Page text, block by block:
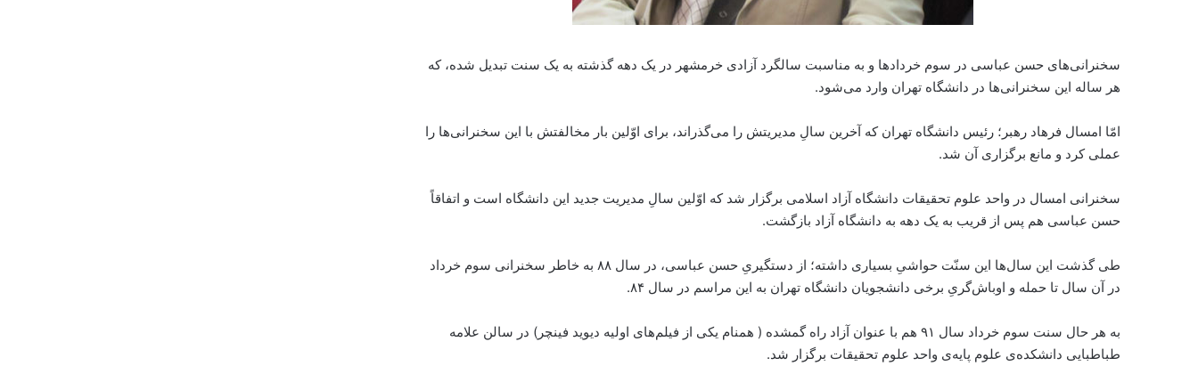
سخنرانی‌های حسن عباسی در سوم خردادها و به مناسبت سالگرد آزادی خرمشهر در یک دهه گذشته به یک سنت تبدیل شده، که
هر ساله این سخنرانی‌ها در دانشگاه تهران وارد می‌شود.
امّا امسال فرهاد رهبر؛ رئیس دانشگاه تهران که آخرین سالِ مدیریتش را می‌گذراند، برای اوّلین بار مخالفتش با این سخنرانی‌ها را
عملی کرد و مانع برگزاری آن شد.
سخنرانی امسال در واحد علوم تحقیقات دانشگاه آزاد اسلامی برگزار شد که اوّلین سالِ مدیریت جدید این دانشگاه است و اتفاقاً
حسن عباسی هم پس از قریب به یک دهه به دانشگاه آزاد بازگشت.
طی گذشت این سال‌ها این سنّت حواشیِ بسیاری داشته؛ از دستگیریِ حسن عباسی، در سال ۸۸ به خاطر سخنرانی سوم خرداد
در آن سال تا حمله و اوباش‌گریِ برخی دانشجویان دانشگاه تهران به این مراسم در سال ۸۴.
به هر حال سنت سوم خرداد سال ۹۱ هم با عنوان آزاد راه گمشده ( همنام یکی از فیلم‌های اولیه دیوید فینچر) در سالن علامه
طباطبایی دانشکده‌ی علوم پایه‌ی واحد علوم تحقیقات برگزار شد.